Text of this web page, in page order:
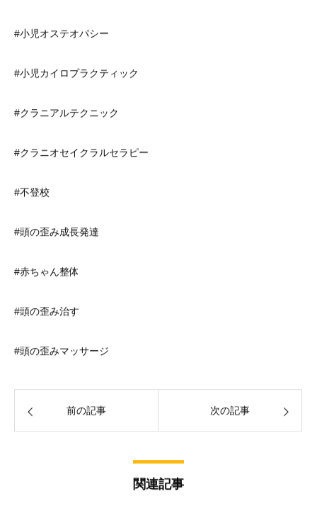
#小児オステオパシー
#小児カイロプラクティック
#クラニアルテクニック
#クラニオセイクラルセラピー
#不登校
#頭の歪み成長発達
#赤ちゃん整体
#頭の歪み治す
#頭の歪みマッサージ
前の記事 次の記事
関連記事